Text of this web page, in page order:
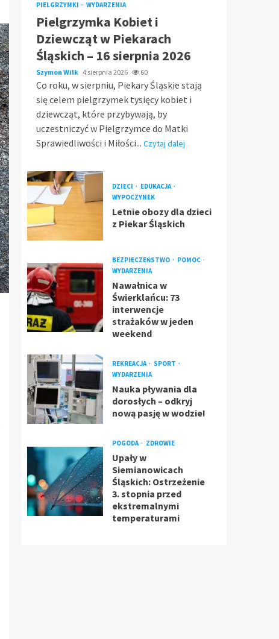
PIELGRZYMKI WYDARZENIA
Pielgrzymka Kobiet i
Dziewcząt w Piekarach
Śląskich – 16 sierpnia 2026
Szymon Wilk 4 sierpnia 2026 60
Co roku, w sierpniu, Piekary Śląskie stają
się celem pielgrzymek tysięcy kobiet i
dziewcząt, które przybywają, by
uczestniczyć w Pielgrzymce do Matki
Sprawiedliwości i Miłości... Czytaj dalej
DZIECI
EDUKACJA
WYPOCZYNEK
Letnie obozy dla dzieci
z Piekar Śląskich
BEZPIECZEŃSTWO
POMOC
WYDARZENIA
Nawałnica w
Świerklańcu: 73
interwencje
strażaków w jeden
weekend
REKREACJA
SPORT
WYDARZENIA
Nauka pływania dla
dorosłych – odkryj
nową pasję w wodzie!
POGODA ZDROWIE
Upały w
Siemianowicach
Śląskich: Ostrzeżenie
3. stopnia przed
ekstremalnymi
temperaturami